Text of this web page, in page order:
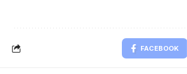
FACEBOOK